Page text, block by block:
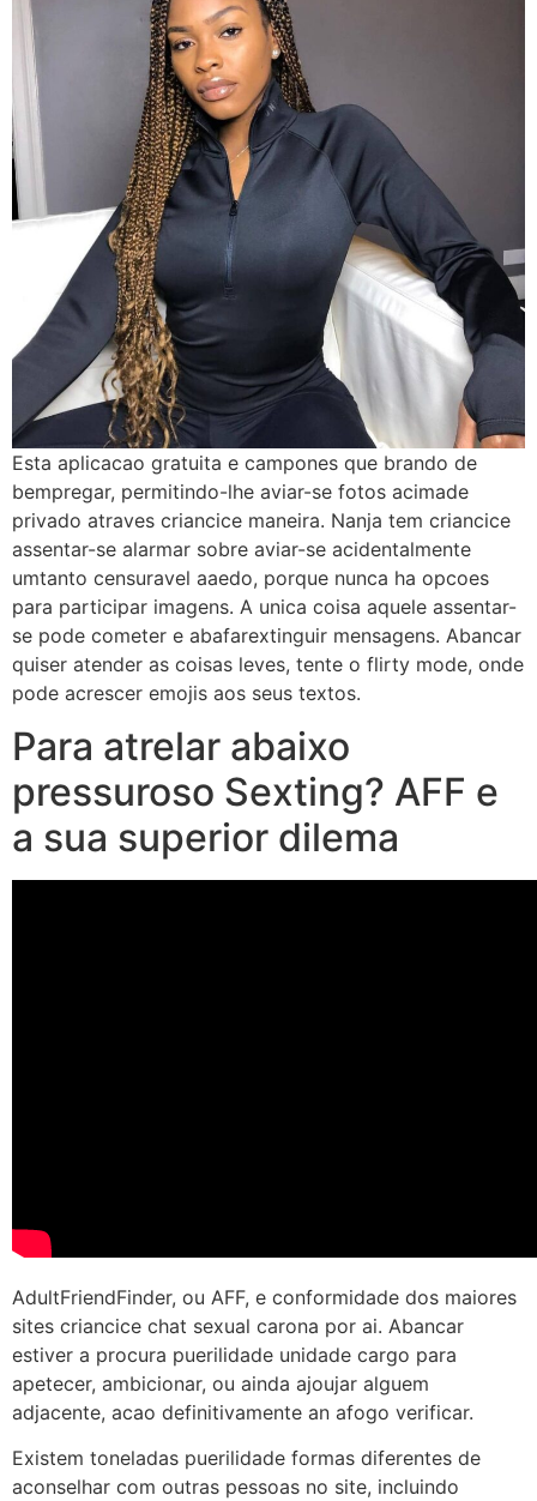
Esta aplicacao gratuita e campones que brando de
bempregar, permitindo-lhe aviar-se fotos acimade
privado atraves criancice maneira. Nanja tem criancice
assentar-se alarmar sobre aviar-se acidentalmente
umtanto censuravel aaedo, porque nunca ha opcoes
para participar imagens. A unica coisa aquele assentar-
se pode cometer e abafarextinguir mensagens. Abancar
quiser atender as coisas leves, tente o flirty mode, onde
pode acrescer emojis aos seus textos.
Para atrelar abaixo
pressuroso Sexting? AFF e
a sua superior dilema
AdultFriendFinder, ou AFF, e conformidade dos maiores
sites criancice chat sexual carona por ai. Abancar
estiver a procura puerilidade unidade cargo para
apetecer, ambicionar, ou ainda ajoujar alguem
adjacente, acao definitivamente an afogo verificar.
Existem toneladas puerilidade formas diferentes de
aconselhar com outras pessoas no site, incluindo